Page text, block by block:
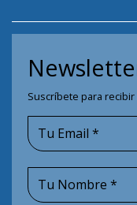
Suscríbete para